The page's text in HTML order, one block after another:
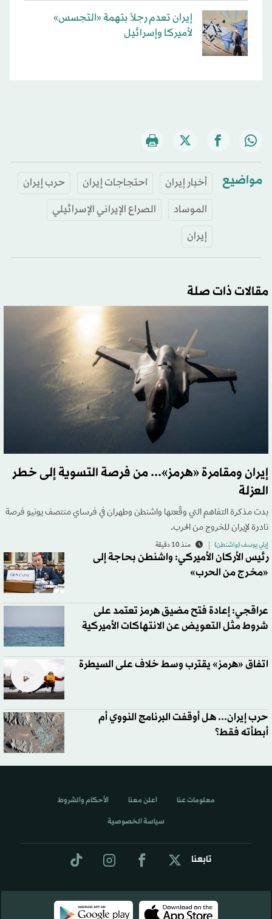
إيران تعدم رجلاً بتهمة «التجسس»
لأميركا وإسرائيل
مواضيع أخبار إيران احتجاجات إيران
حرب إيران
الموساد
الصراع الإيراني الإسرائيلي
إيران
مقالات ذات صلة
إيران ومقامرة «هرمز»... من فرصة التسوية إلى خطر
العزلة
بدت مذكرة التفاهم التي وقّعتها واشنطن وطهران في فرساي منتصف يونيو فرصة
نادرة لإيران للخروج من الحرب.
إيلي يوسف (واشنطن) منذ 10 دقيقة
رئيس الأركان الأميركي: واشنطن بحاجة إلى
«مخرج من الحرب»
عراقجي: إعادة فتح مضيق هرمز تعتمد على
شروط مثل التعويض عن الانتهاكات الأميركية
اتفاق «هرمز» يقترب وسط خلاف على السيطرة
حرب إيران... هل أوقفت البرنامج النووي أم
أبطأته فقط؟
تابعنا
معلومات عنا اعلن معنا الأحكام والشروط
سياسة الخصوصية